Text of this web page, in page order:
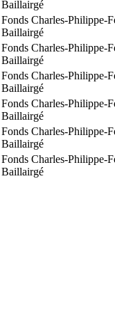
Baillairgé
Fonds Charles-Philippe-
Baillairgé
Fonds Charles-Philippe-
Baillairgé
Fonds Charles-Philippe-
Baillairgé
Fonds Charles-Philippe-
Baillairgé
Fonds Charles-Philippe-
Baillairgé
Fonds Charles-Philippe-
Baillairgé